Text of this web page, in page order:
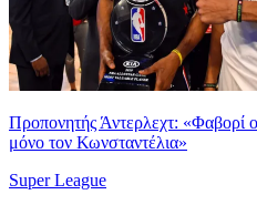
Προπονητής Άντερλεχτ:
μόνο τον Κωνσταντέλια»
Super League